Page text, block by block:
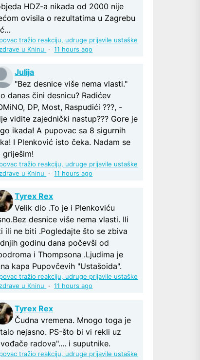
HDZ-a nikada od 2000 nije
ovisila o rezultatima u Zagrebu
tražio reakciju, udruge prijavile ustaške
u Kninu
·11 hours ago
Julija
"Bez desnice više nema vlasti."
danas čini desnicu? Radićev
DP, Most, Raspudići ???, -
vidite zajednički nastup??? Gore je
ikada! A pupovac sa 8 sigurnih
I Plenković isto čeka. Nadam se
griješim!
tražio reakciju, udruge prijavile ustaške
u Kninu
·11 hours ago
Tyrex Rex
Velik dio .To je i Plenkoviću
desnice više nema vlasti. Ili
ili ne biti .Pogledajte što se zbiva
godinu dana počevši od
i Thompsona .Ljudima je
kapa Pupovčevih "Ustašoida".
tražio reakciju, udruge prijavile ustaške
u Kninu
·11 hours ago
Tyrex Rex
Čudna vremena. Mnogo toga je
nejasno. PS-što bi vi rekli uz
radova".... i suputnike.
tražio reakciju, udruge prijavile ustaške